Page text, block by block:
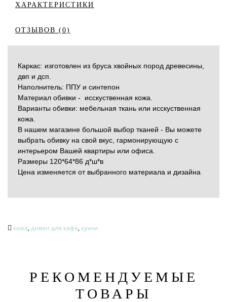
ХАРАКТЕРИСТИКИ
ОТЗЫВОВ (0)
Каркас: изготовлен из бруса хвойных пород древесины,
двп и дсп.
Наполнитель: ППУ и синтепон
Материал обивки - исскуственная кожа.
Варианты обивки: мебельная ткань или исскуственная
кожа.
В нашем магазине большой выбор тканей - Вы можете
выбрать обивку на свой вкус, гармонирующую с
интерьером Вашей квартиры или офиса.
Размеры 120*64*86 д*ш*в
Цена изменяется от выбранного материала и дизайна
кожа, диван для кафе, кухни
РЕКОМЕНДУЕМЫЕ
ТОВАРЫ